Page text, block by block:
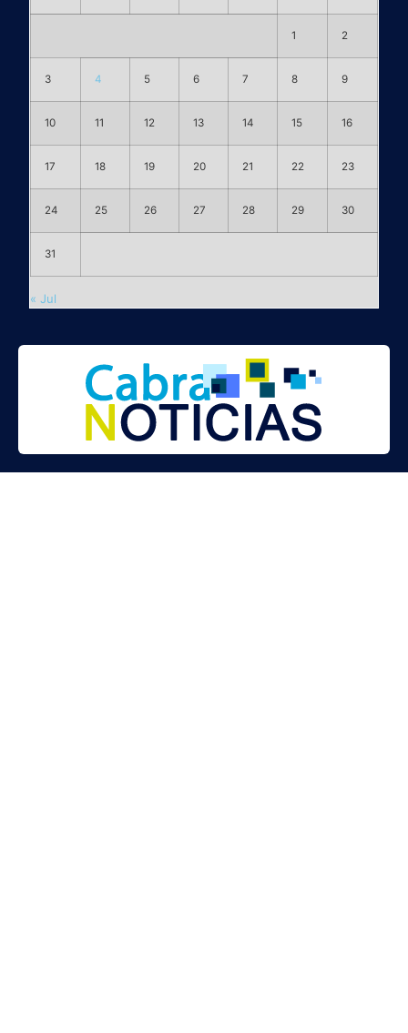
1 2
3 4 5 6 7 8 9
10 11 12 13 14 15 16
17 18 19 20 21 22 23
24 25 26 27 28 29 30
31
« Jul